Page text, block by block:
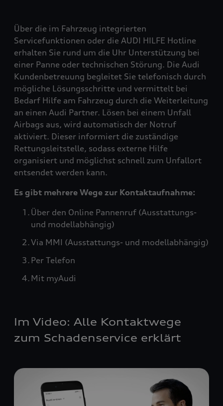
Über die im Fahrzeug integrierten
Servicefunktionen oder die AUDI HILFE Hotline
erhalten Sie rund um die Uhr Unterstützung bei
einer Panne oder technischen Störung. Die Audi
Kundenbetreuung begleitet Sie telefonisch durch
mögliche Lösungsschritte und vermittelt bei
Bedarf Hilfe am Fahrzeug durch die Weiterleitung
an einen Audi Partner. Lösen bei einem Unfall
Airbags aus, wird automatisch der Notruf
aktiviert. Dieser informiert die zuständige
Rettungsleitstelle, sodass externe Hilfe
organisiert und möglichst schnell zum Unfallort
entsendet werden kann.
Es gibt mehrere Wege zur Kontaktaufnahme:
Über den Online Pannenruf (Ausstattungs-
und modellabhängig)
Via MMI (Ausstattungs- und modellabhängig)
Per Telefon
Mit myAudi
Im Video: Alle Kontaktwege
zum Schadenservice erklärt